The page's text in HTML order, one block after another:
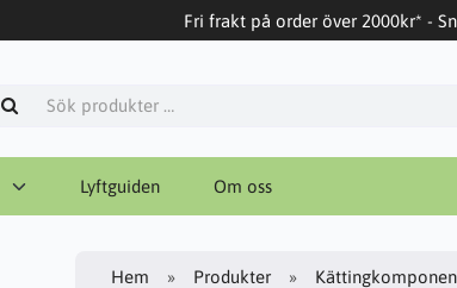
Fri frakt på order över 2000kr* -
Lyftguiden Om oss
Hem Produkter